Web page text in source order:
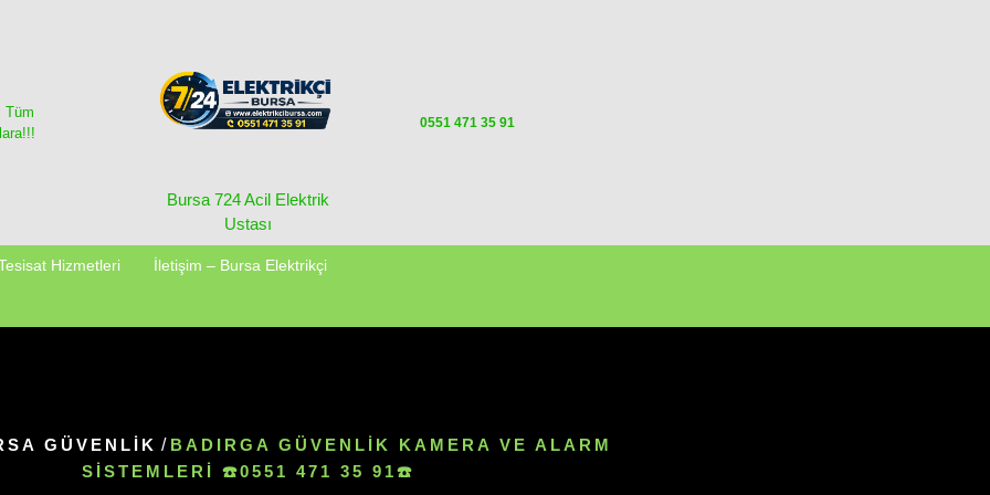
Tüm
Bursa 724 Acil Elektrik
Ustası
0551 471 35 91
Hizmetleri İletişim – Bursa Elektrikçi
GÜVENLIK / BADIRGA GÜVENLIK KAMERA VE ALARM
SISTEMLERI ☎️0551 471 35 91☎️